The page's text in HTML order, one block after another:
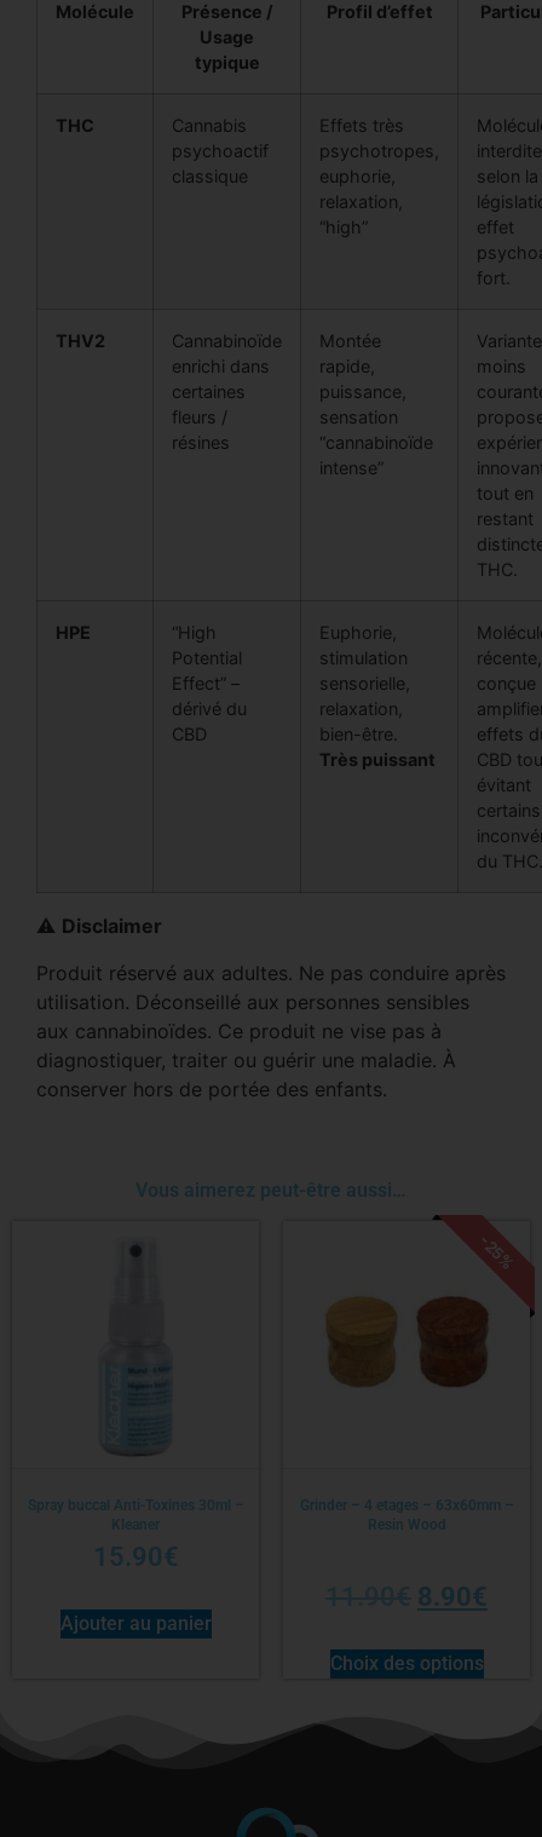
Molécule
Présence /
Usage
typique
Profil d’effet
THC
Cannabis
psychoactif
classique
Effets très
psychotropes,
euphorie,
relaxation,
“high”
interdite
selon la
effet
fort.
THV2
Cannabinoïde
enrichi dans
certaines
fleurs /
résines
Montée
rapide,
puissance,
sensation
“cannabinoïde
intense”
Variante
moins
tout en
restant
THC.
HPE
“High
Potential
Effect” –
dérivé du
CBD
Euphorie,
stimulation
sensorielle,
relaxation,
bien-être.
Très puissant
récente,
conçue
effets
CBD
évitant
certains
du THC.
⚠️ Disclaimer
Produit réservé aux adultes. Ne pas conduire après
utilisation. Déconseillé aux personnes sensibles
aux cannabinoïdes. Ce produit ne vise pas à
diagnostiquer, traiter ou guérir une maladie. À
conserver hors de portée des enfants.
Vous aimerez peut-être aussi…
Spray buccal Anti-Toxines 30ml –
Kleaner
15.90€
Ajouter au panier
-25%
Grinder – 4 etages – 63x60mm –
Resin Wood
8.90€
Choix des options